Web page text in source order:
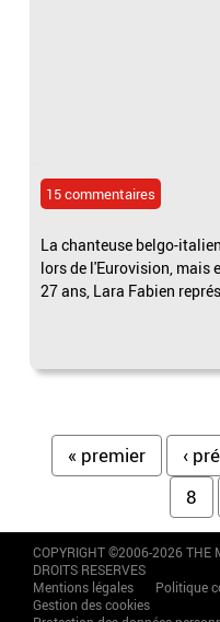
15 commentaires
La chanteuse belgo-
lors de l'Eurovision, mais
27 ans, Lara Fabien
Pages
« premier ‹
8
COPYRIGHT ©2006-2026 THE
DROITS RESERVES
Mentions légales
Politique
Gestion des cookies